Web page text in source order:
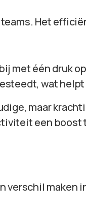
Het
met één druk
wat
maar
een boost
verschil maken